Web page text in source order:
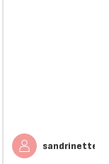
sandrinette